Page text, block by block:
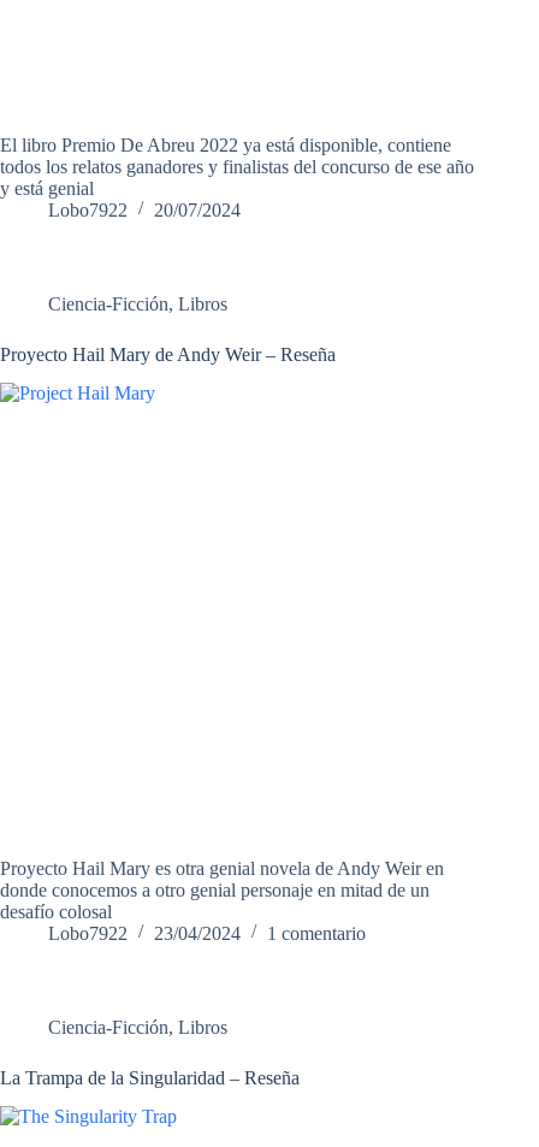
El libro Premio De Abreu 2022 ya está disponible, contiene
todos los relatos ganadores y finalistas del concurso de ese año
y está genial
Lobo7922
20/07/2024
Ciencia-Ficción, Libros
Proyecto Hail Mary de Andy Weir – Reseña
Proyecto Hail Mary es otra genial novela de Andy Weir en
donde conocemos a otro genial personaje en mitad de un
desafío colosal
Lobo7922
23/04/2024 1 comentario
Ciencia-Ficción, Libros
La Trampa de la Singularidad – Reseña